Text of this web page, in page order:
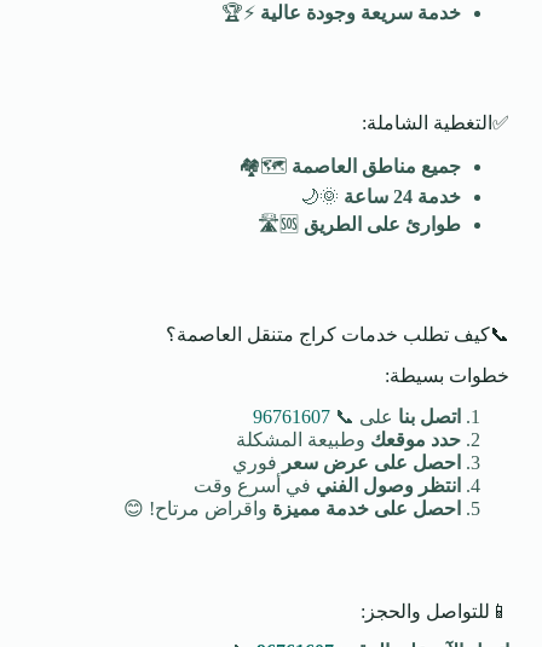
خدمة سريعة وجودة عالية ⚡🏆
✅التغطية الشاملة:
جميع مناطق العاصمة 🗺️🏘️
خدمة 24 ساعة
🌞🌙
طوارئ على الطريق
📞كيف تطلب خدمات كراج متنقل العاصمة؟
خطوات بسيطة:
اتصل بنا على 📞 96761607
حدد موقعك وطبيعة المشكلة
احصل على عرض سعر فوري
انتظر وصول الفني في أسرع وقت
احصل على خدمة مميزة واقراض مرتاح! 😊
📱للتواصل والحجز: